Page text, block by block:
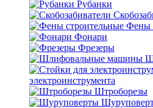
Рубанки
Фены
Фонари
Фрезеры
электроинструмента
Штроборезы